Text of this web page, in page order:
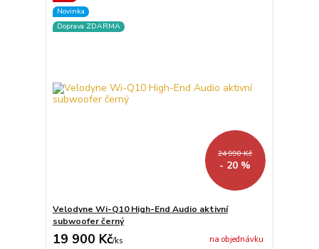
Novinka
Doprava ZDARMA
24 990 Kč
- 20 %
Velodyne Wi-Q10 High-End Audio aktivní
subwoofer černý
19 900 Kč/ks na objednávku